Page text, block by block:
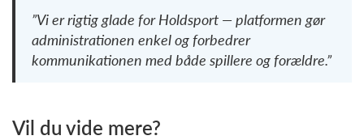
”Vi er rigtig glade for Holdsport — platformen gør
administrationen enkel og forbedrer
kommunikationen med både spillere og forældre.”
Vil du vide mere?